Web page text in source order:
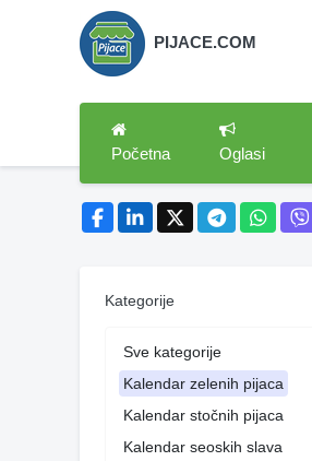
PIJACE.COM
Početna Oglasi
Kategorije
Sve kategorije
Kalendar zelenih pijaca
Kalendar stočnih pijaca
Kalendar seoskih slava